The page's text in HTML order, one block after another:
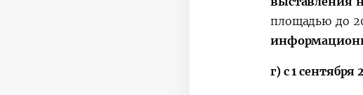
площадью до
г) с 1 сентября